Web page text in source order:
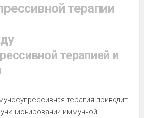
терапии
терапией и
терапия приводит
иммунной